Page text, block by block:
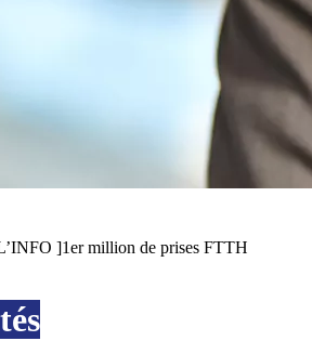
]1er million de prises FTTH